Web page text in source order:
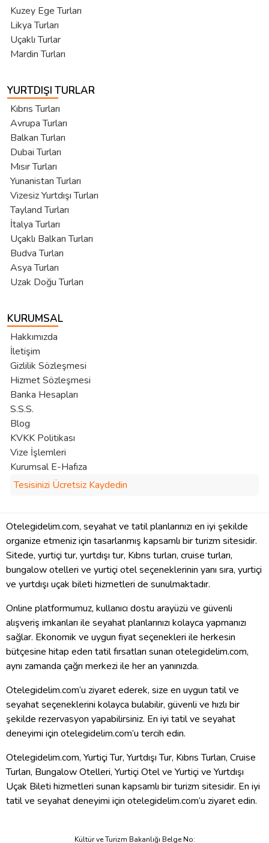
Kuzey Ege Turları
Likya Turları
Uçaklı Turlar
Mardin Turları
YURTDIŞI TURLAR
Kıbrıs Turları
Avrupa Turları
Balkan Turları
Dubai Turları
Mısır Turları
Yunanistan Turları
Vizesiz Yurtdışı Turları
Tayland Turları
İtalya Turları
Uçaklı Balkan Turları
Budva Turları
Asya Turları
Uzak Doğu Turları
KURUMSAL
Hakkımızda
İletişim
Gizlilik Sözleşmesi
Hizmet Sözleşmesi
Banka Hesapları
S.S.S.
Blog
KVKK Politikası
Vize İşlemleri
Kurumsal E-Hafıza
Tesisinizi Ücretsiz Kaydedin
Otelegidelim.com, seyahat ve tatil planlarınızı en iyi şekilde
organize etmeniz için tasarlanmış kapsamlı bir turizm sitesidir.
Sitede, yurtiçi tur, yurtdışı tur, Kıbrıs turları, cruise turları,
bungalow otelleri ve yurtiçi otel seçeneklerinin yanı sıra, yurtiçi
ve yurtdışı uçak bileti hizmetleri de sunulmaktadır.
Online platformumuz, kullanıcı dostu arayüzü ve güvenli
alışveriş imkanları ile seyahat planlarınızı kolayca yapmanızı
sağlar. Ekonomik ve uygun fiyat seçenekleri ile herkesin
bütçesine hitap eden tatil fırsatları sunan otelegidelim.com,
aynı zamanda çağrı merkezi ile her an yanınızda.
Otelegidelim.com’u ziyaret ederek, size en uygun tatil ve
seyahat seçeneklerini kolayca bulabilir, güvenli ve hızlı bir
şekilde rezervasyon yapabilirsiniz. En iyi tatil ve seyahat
deneyimi için otelegidelim.com’u tercih edin.
Otelegidelim.com, Yurtiçi Tur, Yurtdışı Tur, Kıbrıs Turları, Cruise
Turları, Bungalow Otelleri, Yurtiçi Otel ve Yurtiçi ve Yurtdışı
Uçak Bileti hizmetleri sunan kapsamlı bir turizm sitesidir. En iyi
tatil ve seyahat deneyimi için otelegidelim.com’u ziyaret edin.
Kültür ve Turizm Bakanlığı Belge No: